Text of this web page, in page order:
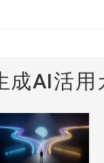
成AI活用